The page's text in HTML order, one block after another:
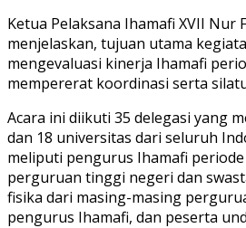
Ketua Pelaksana Ihamafi XVII Nur
menjelaskan, tujuan utama
mengevaluasi kinerja Ihamafi
mempererat koordinasi serta
Acara ini diikuti 35 delegasi yang
dan 18 universitas dari seluruh
meliputi pengurus Ihamafi periode
perguruan tinggi negeri dan
fisika dari masing-masing
pengurus Ihamafi, dan peserta